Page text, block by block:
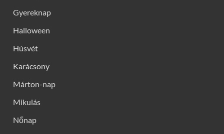
Gyereknap
Halloween
Húsvét
Karácsony
Márton-nap
Mikulás
Nőnap